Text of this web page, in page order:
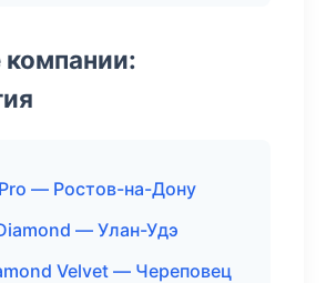
— Ростов-на-Дону
— Улан-Удэ
Velvet — Череповец